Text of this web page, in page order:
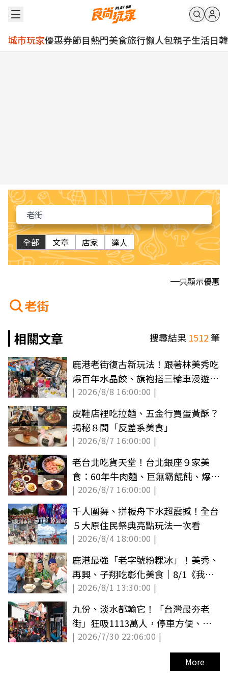
城市玩家優惠券節目熱門美食旅行懶人包親子生活日韓
全部 文章 店家 達人
只顯示優惠
老街
相關文章
搜尋結果 1512筆
鹿港老街復古新玩法！跟著林美秀吃
爆百年水晶餃、旗袍搭三輪車漫遊古
城
| 2026/8/8 16:00:00 |
皮鞋店裡吃拉麵、五金行買蛋黃酥？
揭秘８間「反差系美食」
| 2026/8/7 16:00:00 |
老台北吃貨天堂！台北銀座９家美
食：60年牛肉麵、巨無霸餛飩、爆汁
雞排必吃
| 2026/8/7 16:00:00 |
千人圍舞、拼板舟下水超震撼！全台
５大原住民祭典亮點玩法一次看
| 2026/8/4 18:00:00 |
鹿港最強「老字號粉粿冰」！美秀、
再興、子翔吃彰化美食｜8/1《我們
這一家》店家資訊
| 2026/8/1 13:30:00 |
九份、淡水都輸它！「台灣最夯老
街」狂吸1113萬人，停車方便、特
色美食多
| 2026/7/30 22:06:00 |
More